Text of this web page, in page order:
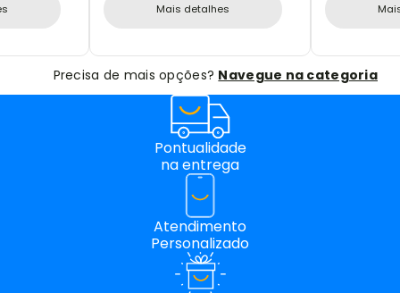
Mais detalhes
Precisa de mais opções? Navegue na categoria
Pontualidade
na entrega
Atendimento
Personalizado